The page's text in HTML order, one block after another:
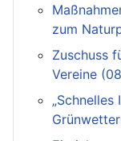
zum
Zuschuss
Vereine
„Schnelles